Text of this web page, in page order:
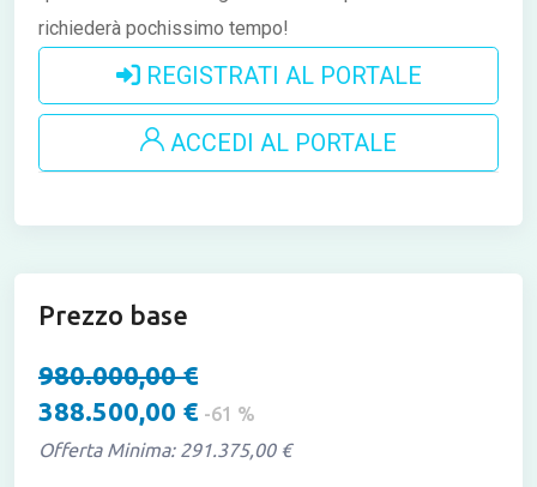
richiederà pochissimo tempo!
REGISTRATI AL PORTALE
ACCEDI AL PORTALE
Prezzo base
980.000,00 €
388.500,00 € -61 %
Offerta Minima: 291.375,00 €